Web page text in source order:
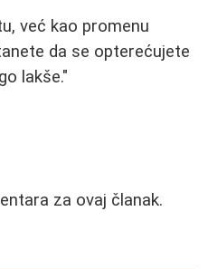
već kao promenu
da se opterećujete
lakše."
za ovaj članak.